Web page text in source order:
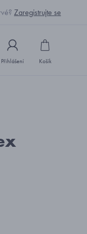
Zaregistrujte se
Přihlášení Košík